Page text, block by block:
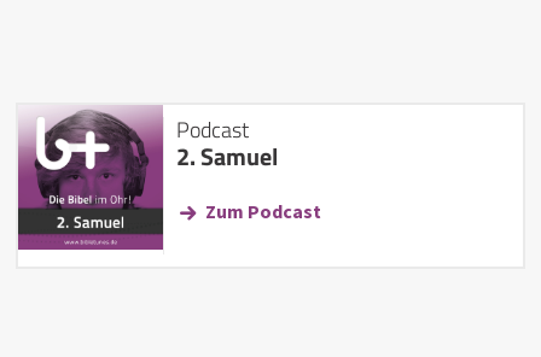
Podcast
2. Samuel
Zum Podcast